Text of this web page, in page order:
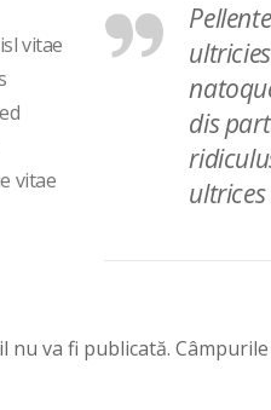
vitae
vitae
dis
nu va fi publicată.